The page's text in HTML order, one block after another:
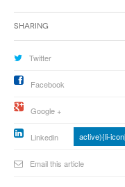
Sharing
Twitter
Facebook
Google +
Linkedin active){li-
Email this article